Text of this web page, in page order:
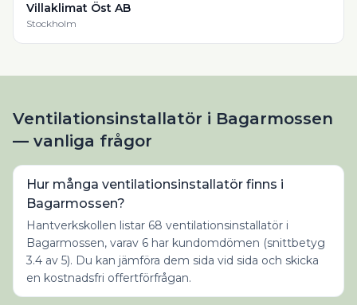
Villaklimat Öst AB
Stockholm
Ventilationsinstallatör i Bagarmossen
— vanliga frågor
Hur många ventilationsinstallatör finns i
Bagarmossen?
Hantverkskollen listar 68 ventilationsinstallatör i
Bagarmossen, varav 6 har kundomdömen (snittbetyg
3.4 av 5). Du kan jämföra dem sida vid sida och skicka
en kostnadsfri offertförfrågan.